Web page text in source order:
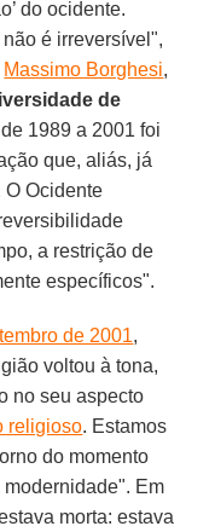
do ocidente.
é irreversível",
Massimo Borghesi,
de
1989 a 2001 foi
que, aliás, já
O Ocidente
a restrição de
específicos".
de 2001,
voltou à tona,
no seu aspecto
religioso. Estamos
do momento
Em
morta: estava